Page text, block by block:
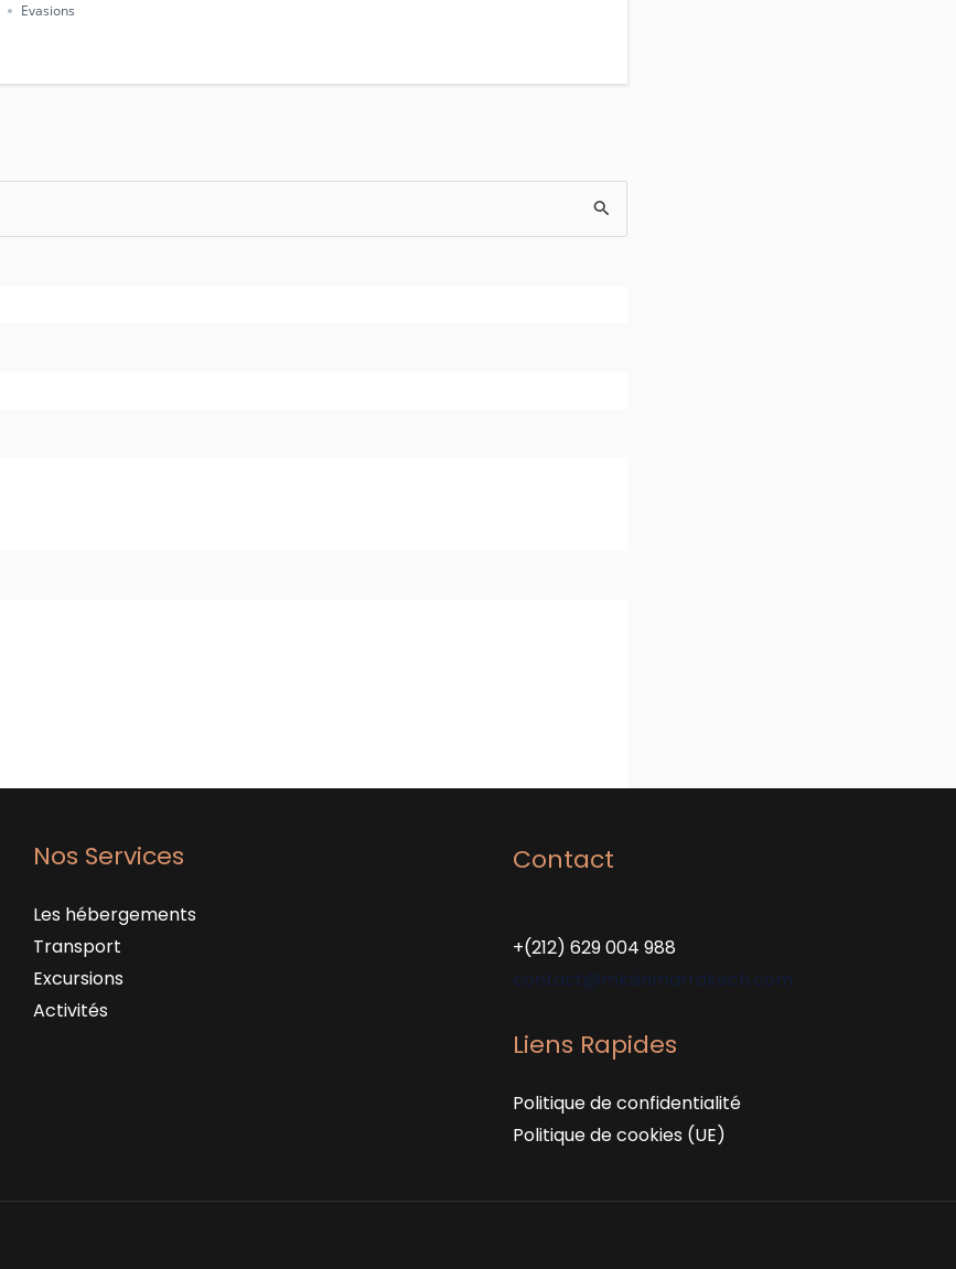
Evasions
Nos Services
Les hébergements
Transport
Excursions
Activités
Contact
+(212) 629 004 988
contact@mksinmarrakech.com
Liens Rapides
Politique de confidentialité
Politique de cookies (UE)